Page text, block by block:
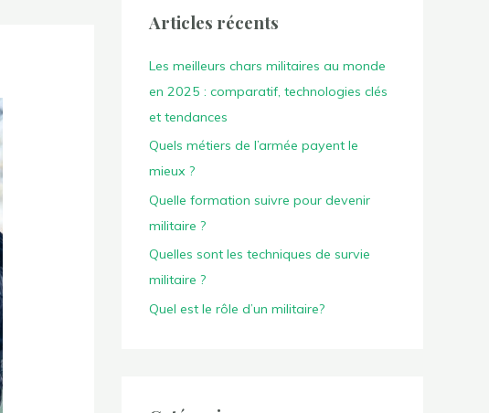
e
c
h
e
r
:
Articles récents
Les meilleurs chars militaires au monde
en 2025 : comparatif, technologies clés
et tendances
Quels métiers de l’armée payent le
mieux ?
Quelle formation suivre pour devenir
militaire ?
Quelles sont les techniques de survie
militaire ?
Quel est le rôle d’un militaire?